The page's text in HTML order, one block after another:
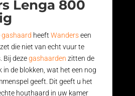
Lenga 800
gashaard heeft Wanderseen
die niet van echt vuur te
Bij dezegashaarden zitten de
in de blokken, wat het een nog
geeft. Dit geeft u het
houthaard in uw kamer